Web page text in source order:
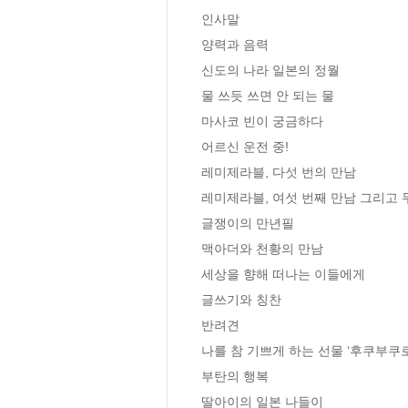
인사말
양력과 음력
신도의 나라 일본의 정월
물 쓰듯 쓰면 안 되는 물
마사코 빈이 궁금하다
어르신 운전 중!
레미제라블, 다섯 번의 만남
레미제라블, 여섯 번째 만남 그리고
글쟁이의 만년필
맥아더와 천황의 만남
세상을 향해 떠나는 이들에게
글쓰기와 칭찬
반려견
나를 참 기쁘게 하는 선물 ‘후쿠부쿠
부탄의 행복
딸아이의 일본 나들이